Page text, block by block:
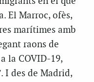
El Marroc, ofès,
marítimes amb
raons de
la COVID-19,
I des de Madrid,